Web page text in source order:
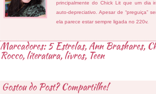
principalmente do Chick Lit que um dia
auto-depreciativo. Apesar de “preguiça”
ela parece estar sempre ligada no 220v.
Marcadores:5 Estrelas,Ann Brashares,
Rocco,literatura,livros, Teen
Gostou do Post? Compartilhe!